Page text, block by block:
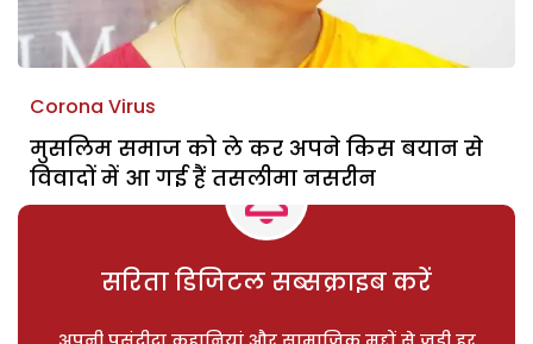
Corona Virus
मुसलिम समाज को ले कर अपने किस बयान से
विवादों में आ गई हैं तसलीमा नसरीन
सरिता डिजिटल सब्सक्राइब करें